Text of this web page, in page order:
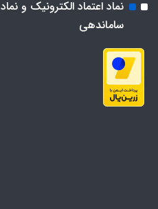
نماد اعتماد الکترونیک و نماد
ساماندهی